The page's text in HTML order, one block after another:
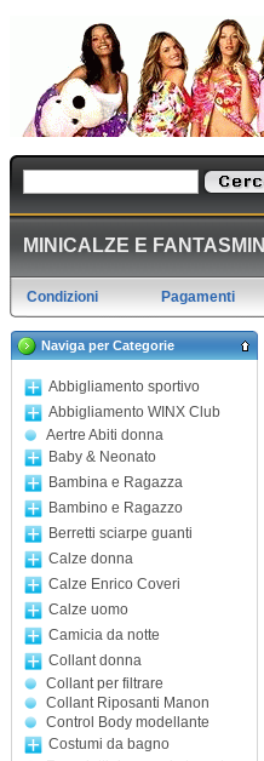
MINICALZE E FANTASMINI
Condizioni Pagamenti
Naviga per Categorie
Abbigliamento sportivo
Abbigliamento WINX Club
Aertre Abiti donna
Baby & Neonato
Bambina e Ragazza
Bambino e Ragazzo
Berretti sciarpe guanti
Calze donna
Calze Enrico Coveri
Calze uomo
Camicia da notte
Collant donna
Collant per filtrare
Collant Riposanti Manon
Control Body modellante
Costumi da bagno